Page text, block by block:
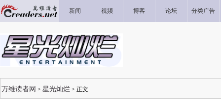
新闻 视频 博客 论坛 分类广告
万维读者网 > 星光灿烂 > 正文